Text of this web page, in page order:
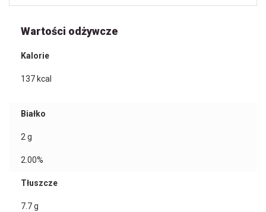
Wartości odżywcze
Kalorie
137 kcal
Białko
2g
2.00%
Tłuszcze
7.7g